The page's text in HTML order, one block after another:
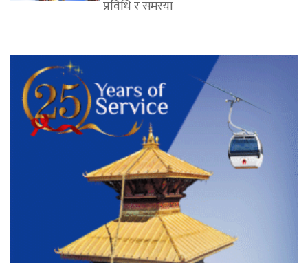
प्रविधि र समस्या